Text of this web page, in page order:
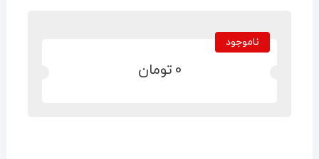
ناموجود
0 تومان